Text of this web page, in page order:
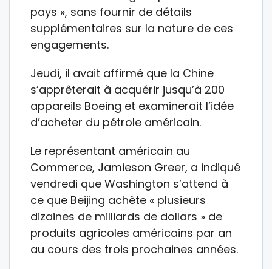
pays », sans fournir de détails
supplémentaires sur la nature de ces
engagements.
Jeudi, il avait affirmé que la Chine
s’apprêterait à acquérir jusqu’à 200
appareils Boeing et examinerait l’idée
d’acheter du pétrole américain.
Le représentant américain au
Commerce, Jamieson Greer, a indiqué
vendredi que Washington s’attend à
ce que Beijing achète « plusieurs
dizaines de milliards de dollars » de
produits agricoles américains par an
au cours des trois prochaines années.